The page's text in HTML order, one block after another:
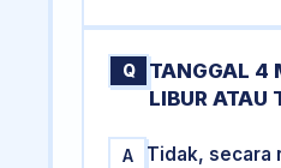
Q
TANGGAL 4
LIBUR ATAU
A
Tidak, secara